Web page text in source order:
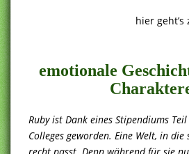
hier geht’s
emotionale
Ruby ist Dank eines Stipendiums
Colleges geworden. Eine Welt, in